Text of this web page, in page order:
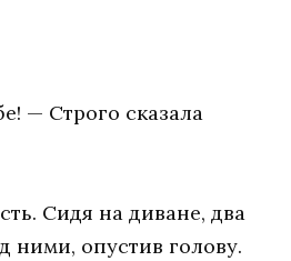
— Строго сказала
Сидя на диване, два
ними, опустив голову.